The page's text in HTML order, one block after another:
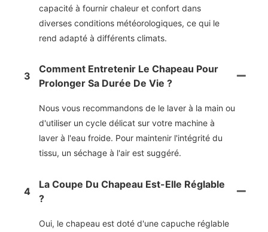
capacité à fournir chaleur et confort dans
diverses conditions météorologiques, ce qui le
rend adapté à différents climats.
3
Comment Entretenir Le Chapeau Pour
Prolonger Sa Durée De Vie ?
Nous vous recommandons de le laver à la main ou
d'utiliser un cycle délicat sur votre machine à
laver à l'eau froide. Pour maintenir l'intégrité du
tissu, un séchage à l'air est suggéré.
4
La Coupe Du Chapeau Est-Elle Réglable
?
Oui, le chapeau est doté d'une capuche réglable